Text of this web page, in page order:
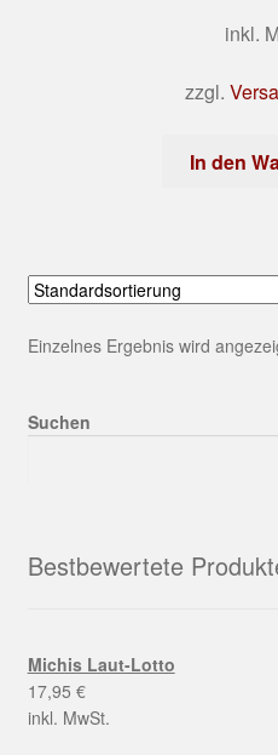
inkl.
zzgl.
In den
Einzelnes Ergebnis wird
Suchen
Bestbewertete
Michis Laut-Lotto
17,95 €
inkl. MwSt.